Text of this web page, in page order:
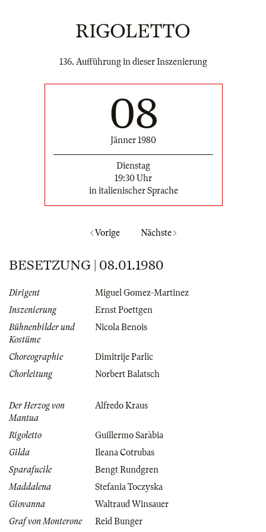
RIGOLETTO
136. Aufführung in dieser Inszenierung
08
Jänner 1980
Dienstag
19:30 Uhr
in italienischer Sprache
Vorige Nächste
BESETZUNG | 08.01.1980
Dirigent
Miguel Gomez-Martinez
Inszenierung
Ernst Poettgen
Bühnenbilder und
Kostüme
Nicola Benois
Choreographie
Dimitrije Parlic
Chorleitung
Norbert Balatsch
Der Herzog von
Mantua
Alfredo Kraus
Rigoletto
Guillermo Saràbia
Gilda
Ileana Cotrubas
Sparafucile
Bengt Rundgren
Maddalena
Stefania Toczyska
Giovanna
Waltraud Winsauer
Graf von Monterone
Reid Bunger